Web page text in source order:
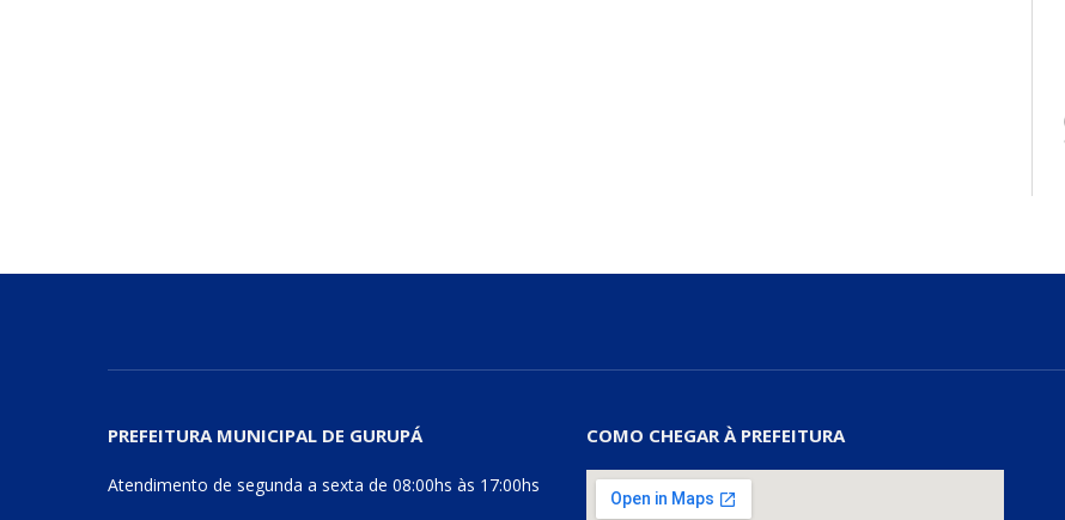
PREFEITURA MUNICIPAL DE GURUPÁ
Atendimento de segunda a sexta de 08:00hs às 17:00hs
COMO CHEGAR À PREFEITURA